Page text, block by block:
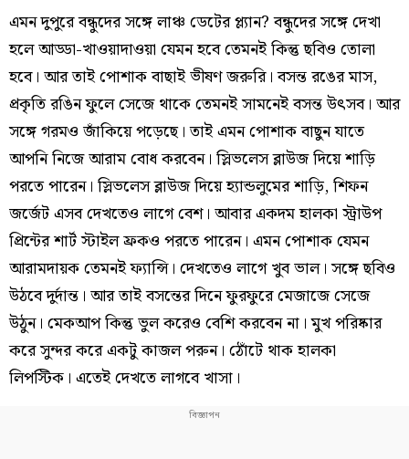
এমন দুপুরে বন্ধুদের সঙ্গে লাঞ্চ ডেটের প্ল্যান? বন্ধুদের সঙ্গে দেখা
হলে আড্ডা-খাওয়াদাওয়া যেমন হবে তেমনই কিন্তু ছবিও তোলা
হবে। আর তাই পোশাক বাছাই ভীষণ জরুরি। বসন্ত রঙের মাস,
প্রকৃতি রঙিন ফুলে সেজে থাকে তেমনই সামনেই বসন্ত উৎসব। আর
সঙ্গে গরমও জাঁকিয়ে পড়েছে। তাই এমন পোশাক বাছুন যাতে
আপনি নিজে আরাম বোধ করবেন। স্লিভলেস ব্লাউজ দিয়ে শাড়ি
পরতে পারেন। স্লিভলেস ব্লাউজ দিয়ে হ্যান্ডলুমের শাড়ি, শিফন
জর্জেট এসব দেখতেও লাগে বেশ। আবার একদম হালকা স্ট্রাউপ
প্রিন্টের শার্ট স্টাইল ফ্রকও পরতে পারেন। এমন পোশাক যেমন
আরামদায়ক তেমনই ফ্যান্সি। দেখতেও লাগে খুব ভাল। সঙ্গে ছবিও
উঠবে দুর্দান্ত। আর তাই বসন্তের দিনে ফুরফুরে মেজাজে সেজে
উঠুন। মেকআপ কিন্তু ভুল করেও বেশি করবেন না। মুখ পরিষ্কার
করে সুন্দর করে একটু কাজল পরুন। ঠোঁটে থাক হালকা
লিপস্টিক। এতেই দেখতে লাগবে খাসা।